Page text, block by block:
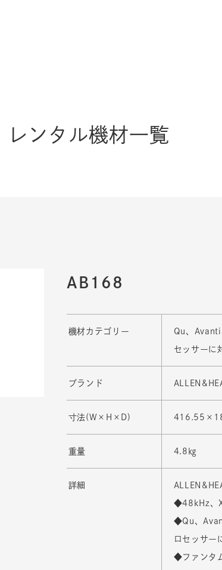
レンタル機材一覧
AB168
機材カテゴリー Qu、
セッサーに
ブランド
寸法(W×H×D)
重量 4.8㎏
詳細
◆48kHz、
◆Qu、
ロセッサー
◆ファンタ